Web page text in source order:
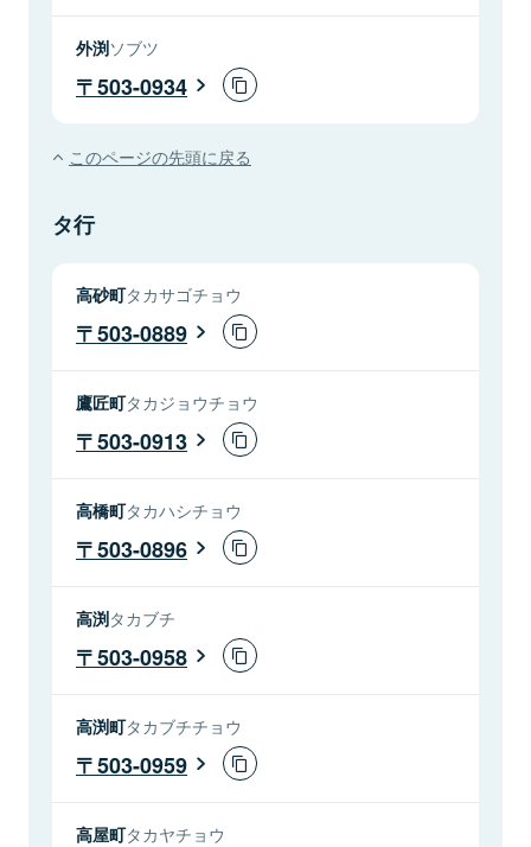
外渕ソブツ
503-0934
このページの先頭に戻る
タ行
高砂町タカサゴチョウ
503-0889
鷹匠町タカジョウチョウ
503-0913
高橋町タカハシチョウ
503-0896
高渕タカブチ
503-0958
高渕町タカブチチョウ
503-0959
高屋町タカヤチョウ